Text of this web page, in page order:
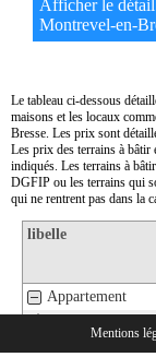
Mentions
Rubriques :
Afficher le détail
Montrevel-en-
Le tableau ci-dessous
maisons et les locaux
Bresse. Les prix sont
Les prix des terrains à bâtir
indiqués. Les terrains à
DGFIP ou les terrains qui
qui ne rentrent pas dans la
libelle
Appartement
2- Surface de